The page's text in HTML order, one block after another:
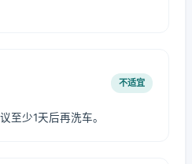
不适宜
至少1天后再洗车。